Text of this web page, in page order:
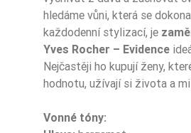
hledáme vůni, která se
každodenní stylizací, je
Yves Rocher – Evidence
Nejčastěji ho kupují ženy,
hodnotu, užívají si života a
Vonné tóny:
Nuty Bazy
Dla Kogo
Ean13